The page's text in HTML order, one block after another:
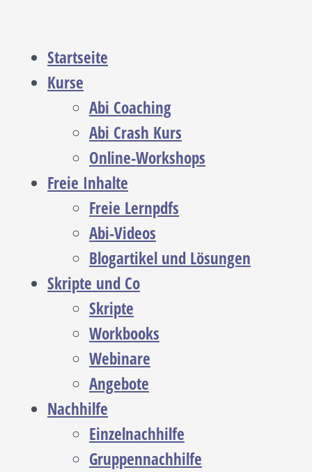
Startseite
Kurse
Abi Coaching
Abi Crash Kurs
Online-Workshops
Freie Inhalte
Freie Lernpdfs
Abi-Videos
Blogartikel und Lösungen
Skripte und Co
Skripte
Workbooks
Webinare
Angebote
Nachhilfe
Einzelnachhilfe
Gruppennachhilfe